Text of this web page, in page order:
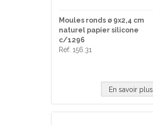
Moules ronds ø 9x2,4 cm
naturel papier silicone
c/1296
Réf. 156.31
En savoir plus